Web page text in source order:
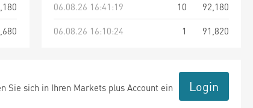
06.08.26 16:41:19
10
92,180
06.08.26 16:10:24
1 91,820
Sie sich in Ihren Markets plus Account ein Login